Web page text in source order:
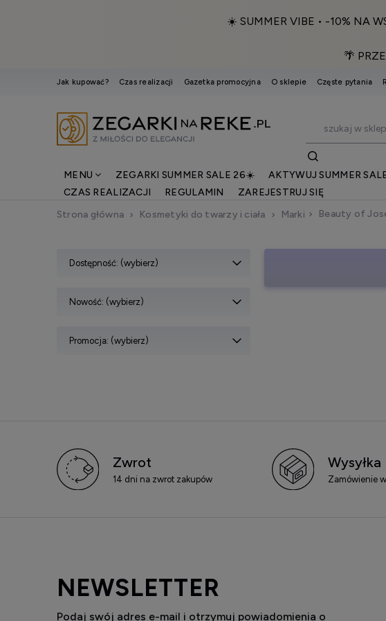
☀️ SUMMER VIBE • -10% NA
🌴
Jak kupować? Czas realizacji Gazetka promocyjna O sklepie Częste pytania
MENU ZEGARKI SUMMER SALE 26☀️ AKTYWUJ SUMMER
CZAS REALIZACJI
REGULAMIN
ZAREJESTRUJ SIĘ
Strona główna
Kosmetyki do twarzy i ciała Marki Beauty of
Dostępność: (wybierz)
Nowość: (wybierz)
Promocja: (wybierz)
Zwrot
14 dni na zwrot zakupów
Wysyłka
Zamówienie
NEWSLETTER
Podaj swój adres e-mail i otrzymuj powiadomienia o